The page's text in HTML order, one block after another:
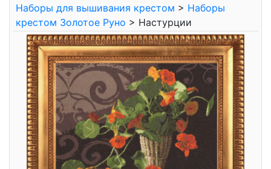
Наборы для вышивания крестом > Наборы
крестом Золотое Руно > Настурции